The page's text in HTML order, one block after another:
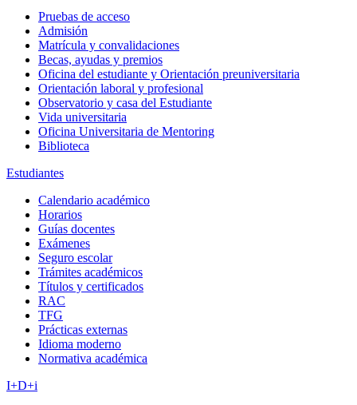
Pruebas de acceso
Admisión
Matrícula y convalidaciones
Becas, ayudas y premios
Oficina del estudiante y Orientación preuniversitaria
Orientación laboral y profesional
Observatorio y casa del Estudiante
Vida universitaria
Oficina Universitaria de Mentoring
Biblioteca
Estudiantes
Calendario académico
Horarios
Guías docentes
Exámenes
Seguro escolar
Trámites académicos
Títulos y certificados
RAC
TFG
Prácticas externas
Idioma moderno
Normativa académica
I+D+i